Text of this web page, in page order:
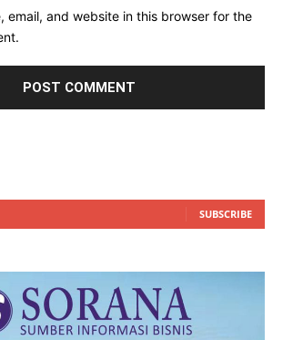
email, and website in this browser for the
SUBSCRIBE